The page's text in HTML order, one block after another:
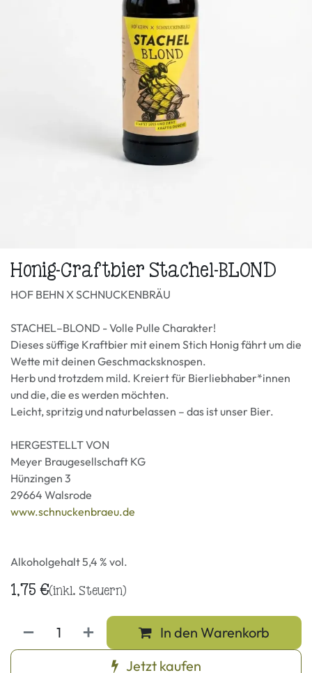
Honig-Craftbier Stachel-BLOND
HOF BEHN X SCHNUCKENBRÄU
STACHEL–BLOND - Volle Pulle Charakter!
Dieses süffige Kraftbier mit einem Stich Honig fährt um die
Wette mit deinen Geschmacksknospen.
Herb und trotzdem mild. Kreiert für Bierliebhaber*innen
und die, die es werden möchten.
Leicht, spritzig und naturbelassen – das ist unser Bier.
HERGESTELLT VON
Meyer Braugesellschaft KG
Hünzingen 3
29664 Walsrode
www.schnuckenbraeu.de
Alkoholgehalt 5,4 % vol.
1,75 €(inkl. Steuern)
In den Warenkorb
Jetzt kaufen